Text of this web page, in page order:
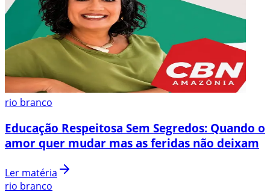
rio branco
Educação Respeitosa Sem Segredos: Quando o
amor quer mudar mas as feridas não deixam
Ler matéria
rio branco